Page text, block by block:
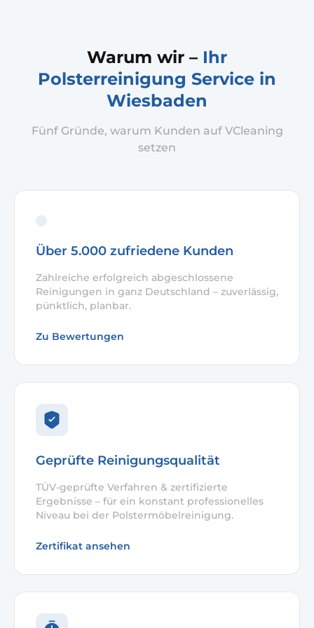
Warum wir – Ihr
Polsterreinigung Service in
Wiesbaden
Fünf Gründe, warum Kunden auf VCleaning
setzen
Über 5.000 zufriedene Kunden
Zahlreiche erfolgreich abgeschlossene
Reinigungen in ganz Deutschland – zuverlässig,
pünktlich, planbar.
Zu Bewertungen
Geprüfte Reinigungsqualität
TÜV-geprüfte Verfahren & zertifizierte
Ergebnisse – für ein konstant professionelles
Niveau bei der Polstermöbelreinigung.
Zertifikat ansehen